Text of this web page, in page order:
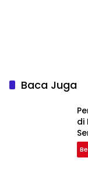
Baca Juga
di